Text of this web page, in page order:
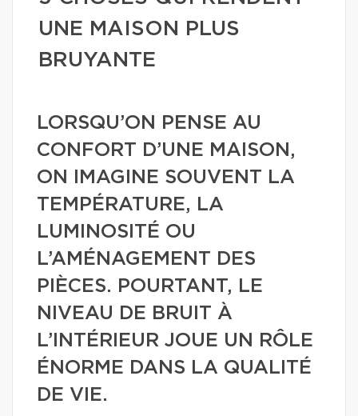
UNE MAISON PLUS
BRUYANTE
LORSQU’ON PENSE AU
CONFORT D’UNE MAISON,
ON IMAGINE SOUVENT LA
TEMPÉRATURE, LA
LUMINOSITÉ OU
L’AMÉNAGEMENT DES
PIÈCES. POURTANT, LE
NIVEAU DE BRUIT À
L’INTÉRIEUR JOUE UN RÔLE
ÉNORME DANS LA QUALITÉ
DE VIE.